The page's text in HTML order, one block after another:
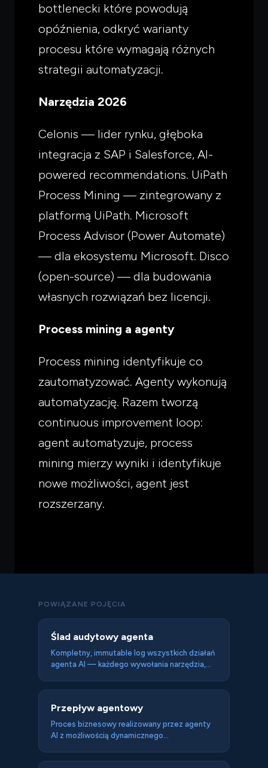
bottlenecki które powodują
opóźnienia, odkryć warianty
procesu które wymagają różnych
strategii automatyzacji.
Narzędzia 2026
Celonis — lider rynku, głęboka
integracja z SAP i Salesforce, AI-
powered recommendations. UiPath
Process Mining — zintegrowany z
platformą UiPath. Microsoft
Process Advisor (Power Automate)
— dla ekosystemu Microsoft. Disco
(open-source) — dla budowania
własnych rozwiązań bez licencji.
Process mining a agenty
Process mining identyfikuje co
zautomatyzować. Agenty wykonują
automatyzację. Razem tworzą
continuous improvement loop:
agent automatyzuje, process
mining mierzy wyniki i identyfikuje
nowe możliwości, agent jest
rozszerzany.
POWIĄZANE POJĘCIA
Ślad audytowy agenta
Kompletny, immutable log wszystkich działań
agenta AI — każdego wywołania narzędzia,
i accountability. Wymóg dla agentów
działających w regulowanych branżach.
Przepływ agentowy
Proces biznesowy realizowany przez agenty
AI z możliwością dynamicznego